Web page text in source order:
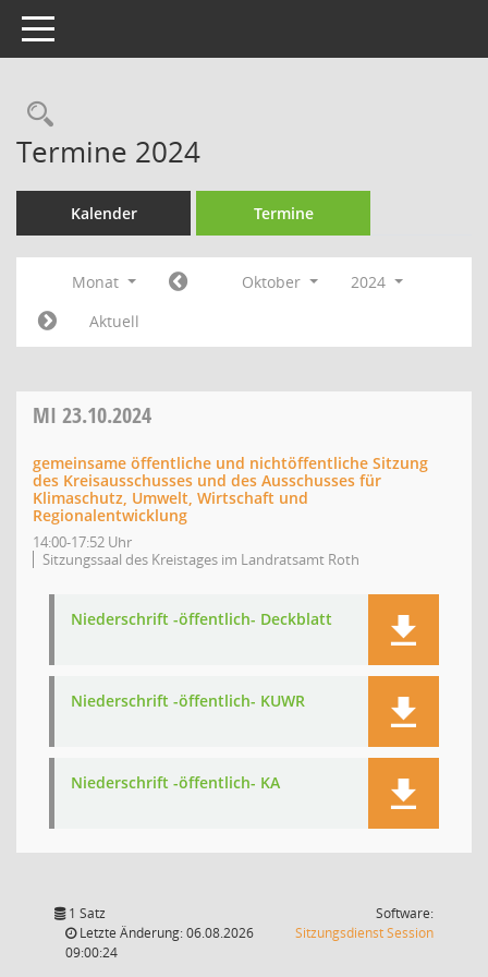
Toggle navigation
Rechercheauswahl
Termine 2024
Kalender Termine
Monat Oktober
2024
Aktuell
MI 23.10.2024
gemeinsame öffentliche und nichtöffentliche Sitzung
des Kreisausschusses und des Ausschusses für
Klimaschutz, Umwelt, Wirtschaft und
Regionalentwicklung
14:00-17:52 Uhr
Sitzungssaal des Kreistages im Landratsamt Roth
Niederschrift -öffentlich- Deckblatt
Niederschrift -öffentlich- KUWR
Niederschrift -öffentlich- KA
1 Satz
Letzte Änderung: 06.08.2026
09:00:24
Software:
SitzungsdienstSession(Wird in